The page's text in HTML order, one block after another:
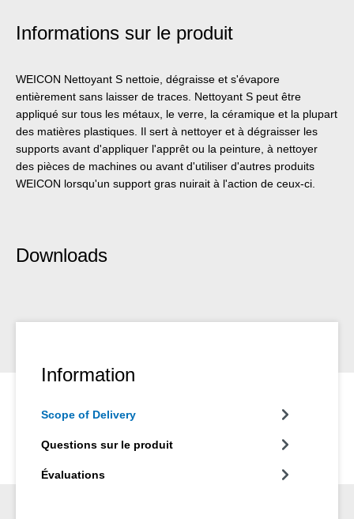
Informations sur le produit
WEICON Nettoyant S nettoie, dégraisse et s'évapore
entièrement sans laisser de traces. Nettoyant S peut être
appliqué sur tous les métaux, le verre, la céramique et la plupart
des matières plastiques. Il sert à nettoyer et à dégraisser les
supports avant d'appliquer l'apprêt ou la peinture, à nettoyer
des pièces de machines ou avant d'utiliser d'autres produits
WEICON lorsqu'un support gras nuirait à l'action de ceux-ci.
Downloads
Information
Scope of Delivery
Questions sur le produit
Évaluations